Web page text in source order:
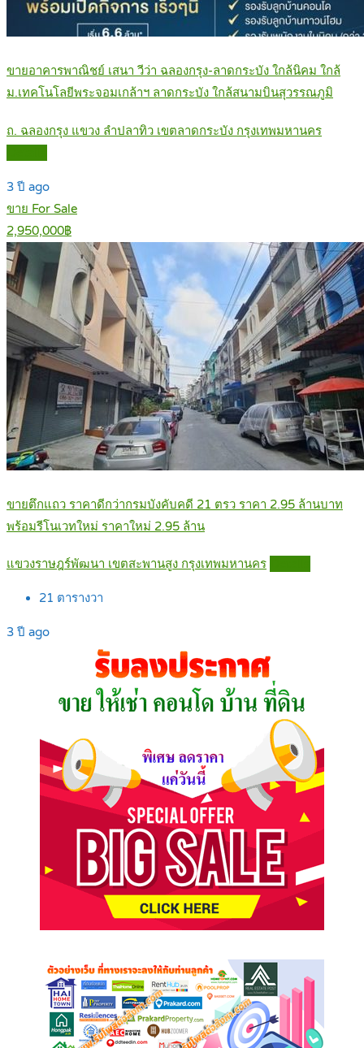
ขายอาคารพาณิชย์ เสนา วีว่า ฉลองกรุง-ลาดกระบัง ใกล้นิคม ใกล้
ม.เทคโนโลยีพระจอมเกล้าฯ ลาดกระบัง ใกล้สนามบินสุวรรณภูมิ
ถ. ฉลองกรุง แขวง ลำปลาทิว เขตลาดกระบัง กรุงเทพมหานคร
3 ปี ago
ขาย For Sale
2,950,000฿
ขายตึกแถว ราคาดีกว่ากรมบังคับคดี 21 ตรว ราคา 2.95 ล้านบาท
พร้อมรีโนเวทใหม่ ราคาใหม่ 2.95 ล้าน
แขวงราษฎร์พัฒนา เขตสะพานสูง กรุงเทพมหานคร
21 ตารางวา
3 ปี ago